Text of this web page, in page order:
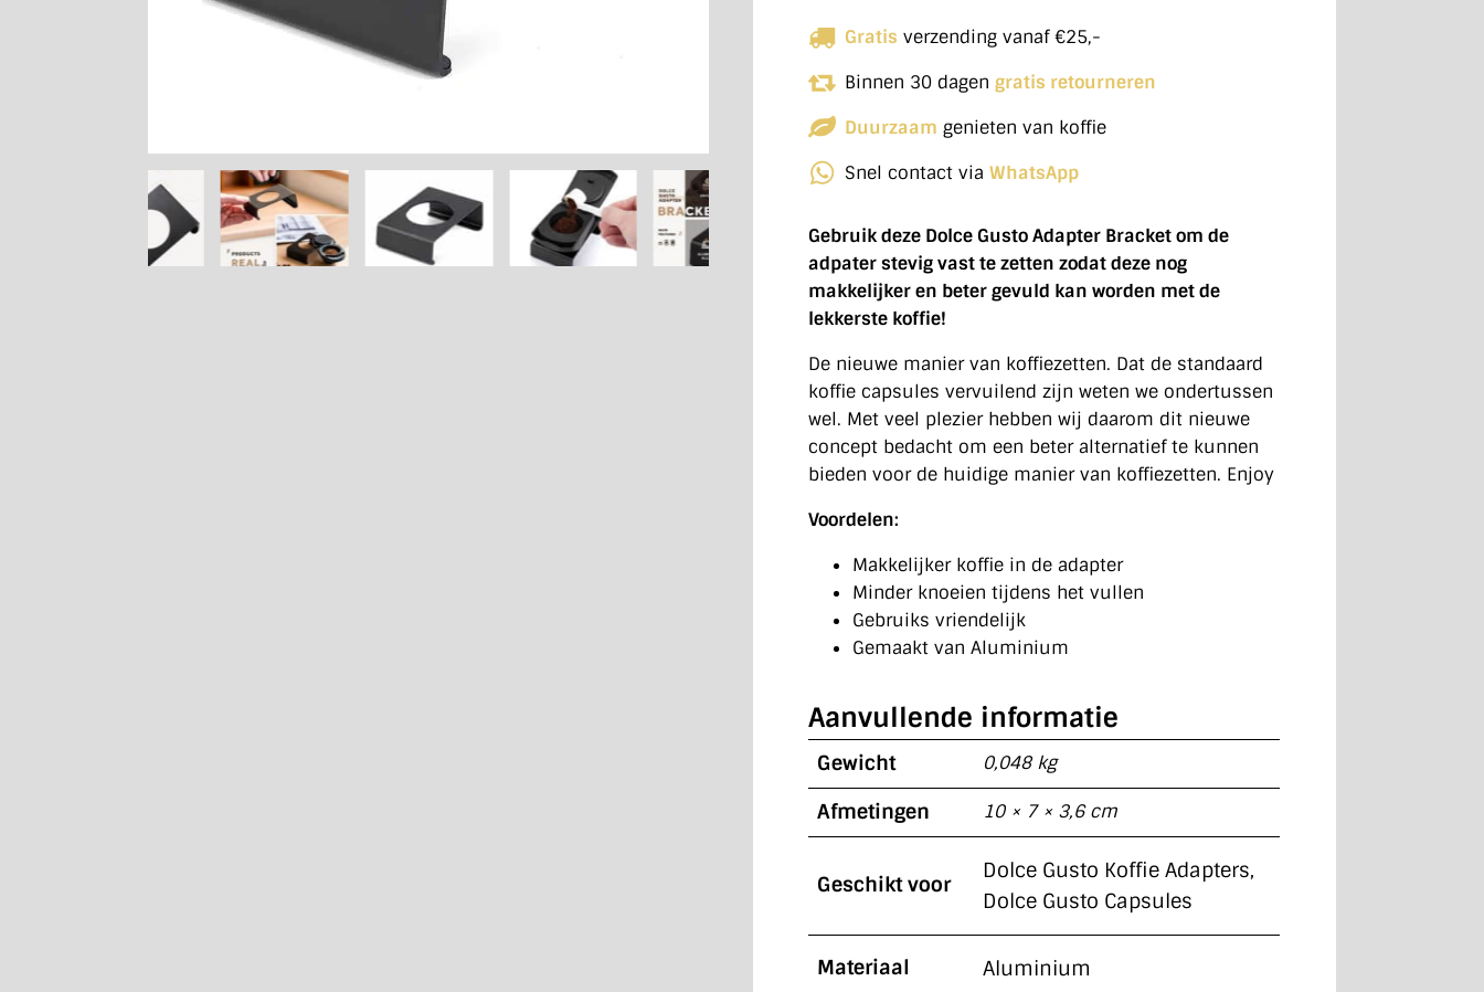
Gratis verzending vanaf €25,-
Binnen 30 dagen gratis retourneren
Duurzaam genieten van koffie
Snel contact via WhatsApp
Gebruik deze Dolce Gusto Adapter Bracket om de
adpater stevig vast te zetten zodat deze nog
makkelijker en beter gevuld kan worden met de
lekkerste koffie!
De nieuwe manier van koffiezetten. Dat de standaard
koffie capsules vervuilend zijn weten we ondertussen
wel. Met veel plezier hebben wij daarom dit nieuwe
concept bedacht om een beter alternatief te kunnen
bieden voor de huidige manier van koffiezetten. Enjoy
Voordelen:
Makkelijker koffie in de adapter
Minder knoeien tijdens het vullen
Gebruiks vriendelijk
Gemaakt van Aluminium
Aanvullende informatie
Gewicht 0,048 kg
Afmetingen 10 × 7 × 3,6 cm
Geschikt voor
Dolce Gusto Koffie Adapters,
Dolce Gusto Capsules
Materiaal Aluminium